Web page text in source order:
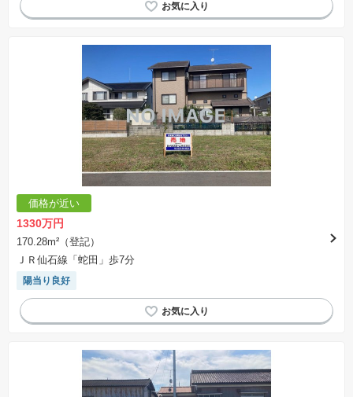
価格が近い
1330万円
170.28m²（登記）
ＪＲ仙石線「蛇田」歩7分
陽当り良好